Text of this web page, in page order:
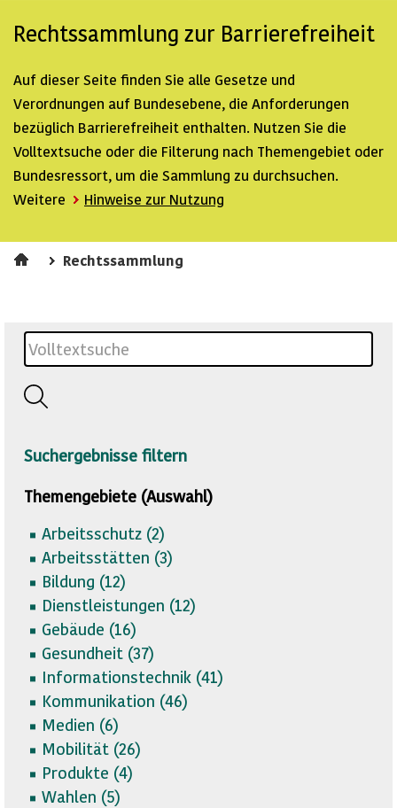
Rechtssammlung zur Barrierefreiheit
Auf dieser Seite finden Sie alle Gesetze und
Verordnungen auf Bundesebene, die Anforderungen
bezüglich Barrierefreiheit enthalten. Nutzen Sie die
Volltextsuche oder die Filterung nach Themengebiet oder
Bundesressort, um die Sammlung zu durchsuchen.
Weitere
Hinweise zur Nutzung
Rechtssammlung
Suchergebnisse filtern
Themengebiete (Auswahl)
Arbeitsschutz (2)
Arbeitsstätten (3)
Bildung (12)
Dienstleistungen (12)
Gebäude (16)
Gesundheit (37)
Informationstechnik (41)
Kommunikation (46)
Medien (6)
Mobilität (26)
Produkte (4)
Wahlen (5)